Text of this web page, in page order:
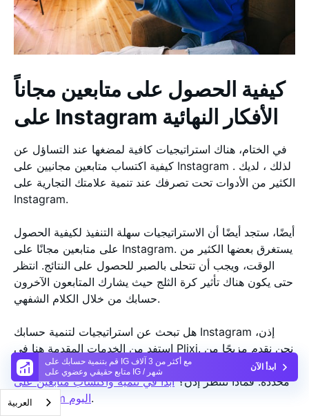
قم بتنمية حسابك على IG مع أكثر من 3 آلاف
متابع حقيقي وعضوي على IG / شهر
ابدأ الآن
كيفية الحصول على متابعين مجاناً
على Instagram الأفكار النهائية
في الختام، هناك استراتيجيات كافية لمضغها عند التساؤل عن
كيفية اكتساب متابعين مجانيين على Instagram . لذلك ، لديك
الكثير من الأدوات تحت تصرفك عند تنمية علامتك التجارية على
Instagram.
أيضًا، ستجد أيضًا أن الاستراتيجيات سهلة التنفيذ لكيفية الحصول
على متابعين مجانًا على Instagram. يستغرق بعضها الكثير من
الوقت، ويجب أن تتحلى بالصبر للحصول على النتائج. انتظر
حتى يكون هناك تأثير كرة الثلج حيث يشارك المتابعون الآخرون
حسابك من خلال الكلام الشفهي.
هل تبحث عن استراتيجيات لتنمية حسابك Instagram إذن،
استفد من الخدمات المقدمة هنا في Plixi. نحن نقدم مزيجًا من
الخوارزمية الداخلية والمؤثرين Instagram لاستهداف جماهير
محددة. فماذا تنتظر إذن؟ابدأ في تنمية واكتساب متابعين على
Instagram اليوم. العربية‏